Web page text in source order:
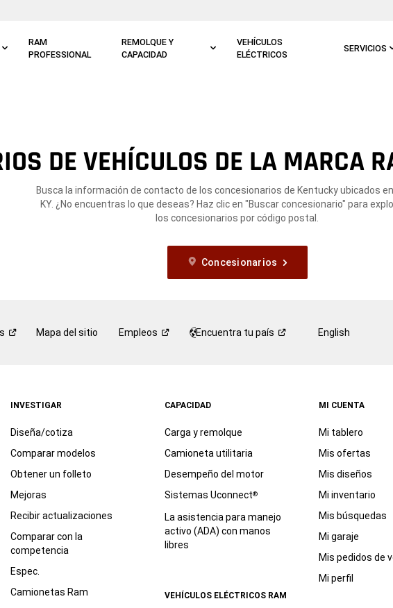
RAM
PROFESSIONAL
REMOLQUE Y
CAPACIDAD
VEHÍCULOS
ELÉCTRICOS
SERVICIOS
DE VEHÍCULOS DE LA MARCA
Busca la información de contacto de los concesionarios de Kentucky ubicados
KY. ¿No encuentras lo que deseas? Haz clic en "Buscar concesionario" para
los concesionarios por código postal.
Concesionarios
Mapa del sitio Empleos Encuentra tu país English
INVESTIGAR
Diseña/cotiza
Comparar modelos
Obtener un folleto
Mejoras
Recibir actualizaciones
Comparar con la
competencia
Espec.
Camionetas Ram
CAPACIDAD
Carga y remolque
Camioneta utilitaria
Desempeño del motor
Sistemas Uconnect®
La asistencia para manejo
activo (ADA) con manos
libres
VEHÍCULOS ELÉCTRICOS RAM
MI CUENTA
Mi tablero
Mis ofertas
Mis diseños
Mi inventario
Mis búsquedas
Mi garaje
Mis pedidos de
Mi perfil